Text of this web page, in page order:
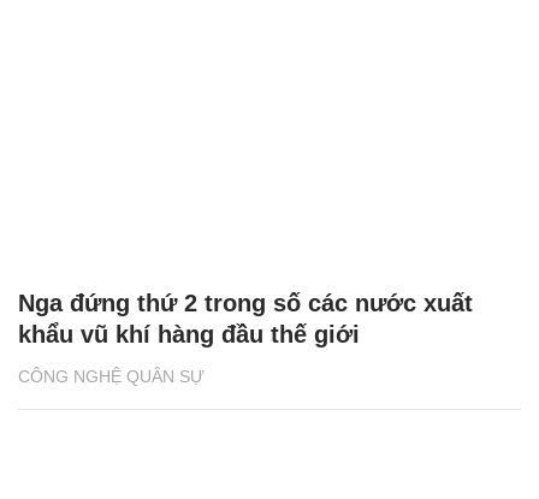
CÔNG NGHỆ QUÂN SỰ
Nga đứng thứ 2 trong số các nước xuất
khẩu vũ khí hàng đầu thế giới